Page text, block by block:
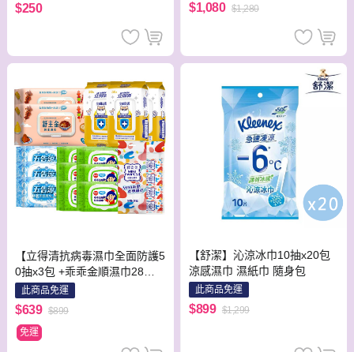
$250 $1,080 $1,280
【立得清抗病毒濕巾全面防護5
0抽x3包 +乖乖金順濕巾28抽x
6包 +舒主金濕紙巾80抽x 2包
+五告涼濕巾x3包+雅姿美濕巾
(8抽8包) x2袋】
此商品免運
$639 $899
免運
【舒潔】沁涼冰巾10抽x20包
涼感濕巾 濕紙巾 隨身包
此商品免運
$899 $1,299